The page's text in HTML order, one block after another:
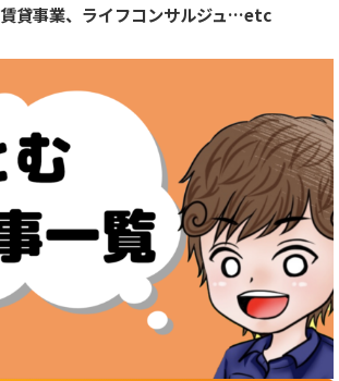
賃貸事業、ライフコンサルジュ…etc